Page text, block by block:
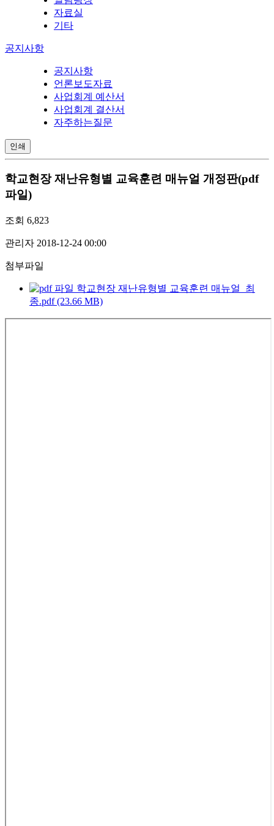
자료실
기타
공지사항
공지사항
언론보도자료
사업회계 예산서
사업회계 결산서
자주하는질문
인쇄
학교현장 재난유형별 교육훈련 매뉴얼 개정판(pdf
파일)
조회 6,823
관리자 2018-12-24 00:00
첨부파일
학교현장 재난유형별 교육훈련 매뉴얼_최
종.pdf (23.66 MB)